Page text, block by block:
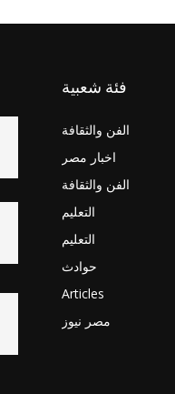
فئة شعبية
الفن والثقافة
اخبار مصر
الفن والثقافة
التعليم
التعليم
حوادث
Articles
مصر نيوز